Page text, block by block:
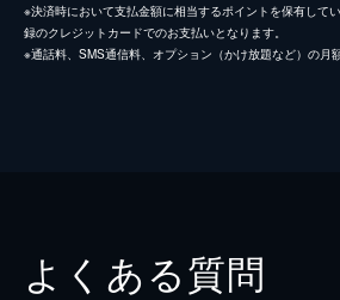
※決済時において支払金額に相当するポイントを保有して
録のクレジットカードでのお支払いとなります。
※通話料、SMS通信料、オプション（かけ放題など）の月
よくある質問